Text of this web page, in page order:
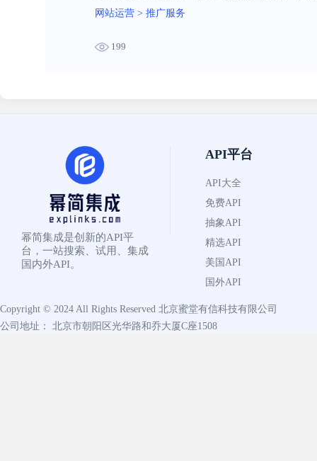
网站运营 > 推广服务
199
幂简集成是创新的API平
台，一站搜索、试用、集成
国内外API。
API平台
API大全
免费API
抽象API
精选API
美国API
国外API
Copyright © 2024 All Rights Reserved 北京蜜堂有信科技有限公司
公司地址： 北京市朝阳区光华路和乔大厦C座1508